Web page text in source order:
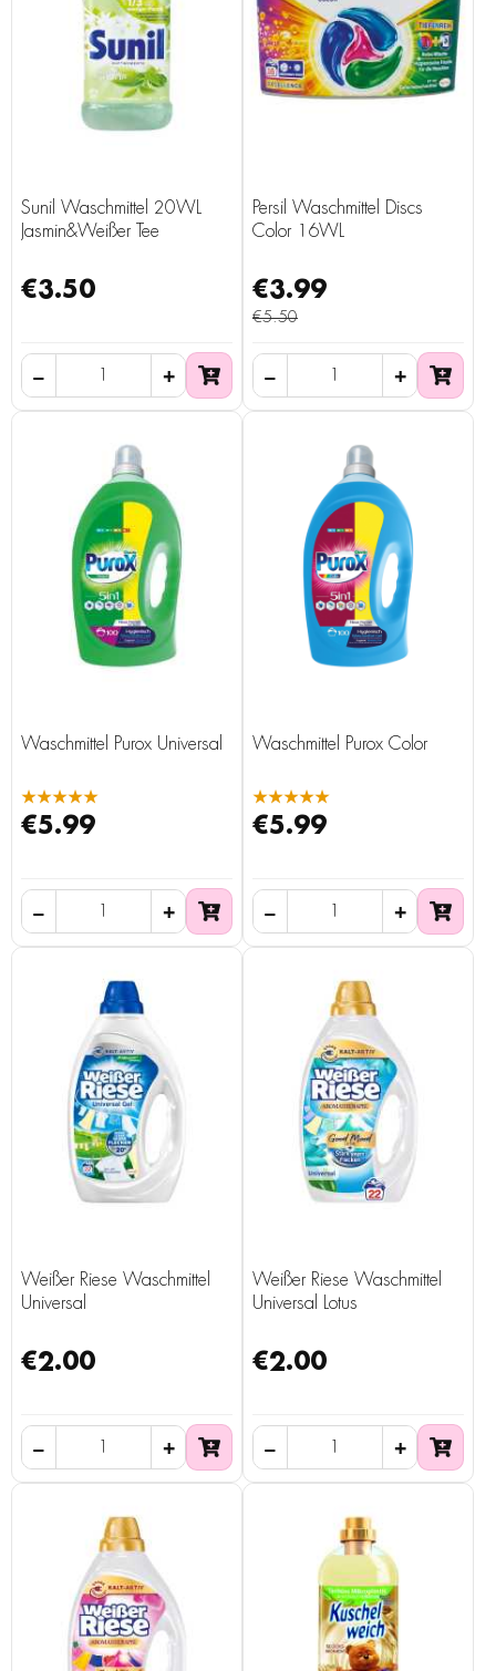
Sunil Waschmittel 20WL
Jasmin&Weißer Tee
€3.50
Persil Waschmittel Discs
Color 16WL
€3.99
€5.50
Waschmittel Purox Universal
★★★★★
€5.99
Waschmittel Purox Color
★★★★★
€5.99
Weißer Riese Waschmittel
Universal
€2.00
Weißer Riese Waschmittel
Universal Lotus
€2.00